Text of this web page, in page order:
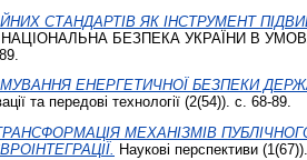
СТАНДАРТІВ ЯК ІНСТРУМЕНТ
НАЦІОНАЛЬНА БЕЗПЕКА УКРАЇНИ В
ЕНЕРГЕТИЧНОЇ БЕЗПЕКИ
та передові технології (2(54)). с. 68-89.
МЕХАНІЗМІВ
Наукові перспективи